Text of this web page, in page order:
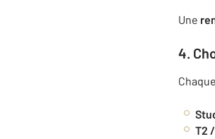
Une
4.
T2